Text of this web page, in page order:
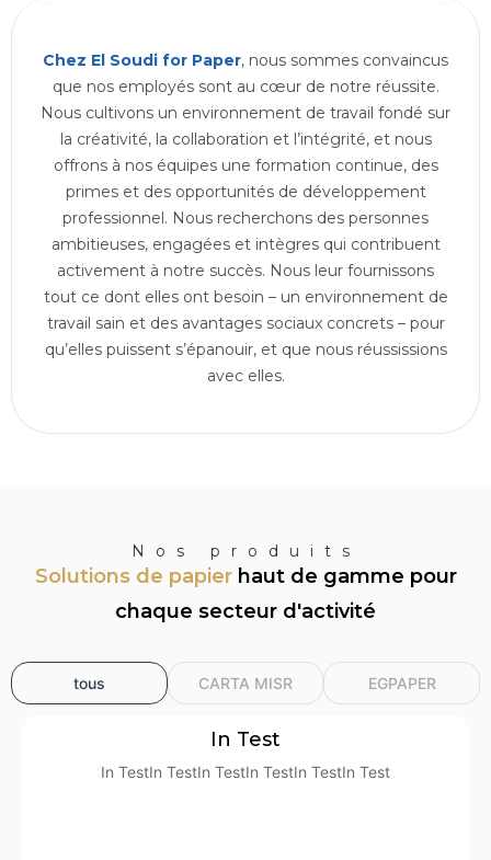
Chez El Soudi for Paper, nous sommes convaincus
que nos employés sont au cœur de notre réussite.
Nous cultivons un environnement de travail fondé sur
la créativité, la collaboration et l’intégrité, et nous
offrons à nos équipes une formation continue, des
primes et des opportunités de développement
professionnel. Nous recherchons des personnes
ambitieuses, engagées et intègres qui contribuent
activement à notre succès. Nous leur fournissons
tout ce dont elles ont besoin – un environnement de
travail sain et des avantages sociaux concrets – pour
qu’elles puissent s’épanouir, et que nous réussissions
avec elles.
Nos produits
Solutions de papierhaut de gamme pour
chaque secteur d'activité
tous CARTA MISR EGPAPER
In Test
In TestIn TestIn TestIn TestIn TestIn Test